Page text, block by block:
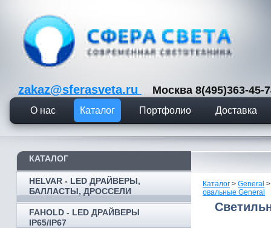
zakaz@sferasveta.ru Москва 8(495)363-
О нас Каталог Портфолио Доставка
КАТАЛОГ
HELVAR - LED ДРАЙВЕРЫ,
БАЛЛАСТЫ, ДРОССЕЛИ
FAHOLD - LED ДРАЙВЕРЫ
IP65/IP67
Каталог > General
овальные General